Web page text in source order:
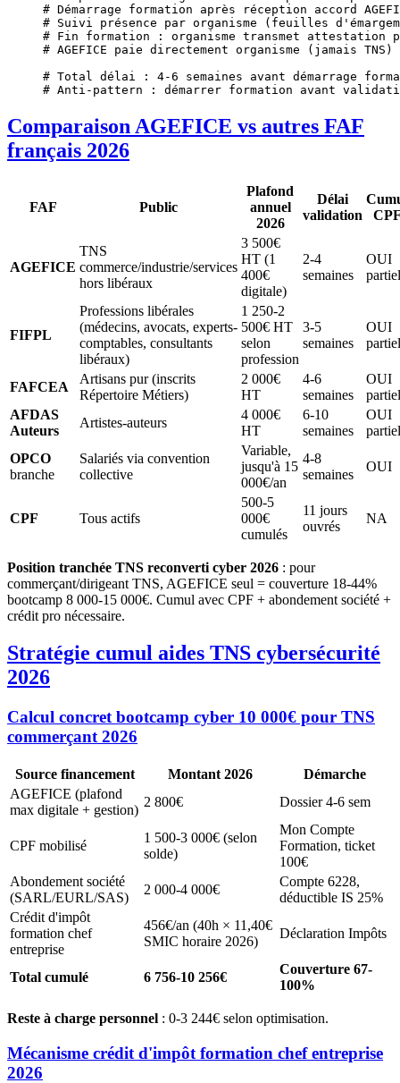
# Démarrage formation après réception accord
# Suivi présence par organisme (feuilles
# Fin formation : organisme transmet attestation
# AGEFICE paie directement organisme (jamais TNS)
# Total délai : 4-6 semaines avant démarrage
# Anti-pattern : démarrer formation avant
Comparaison AGEFICE vs autres FAF
français 2026
FAF Public
Plafond
annuel
2026
Délai
validation
AGEFICE
TNS
commerce/industrie/services
hors libéraux
3 500€
HT (1
400€
digitale)
2-4
semaines
OUI
partiel
FIFPL
Professions libérales
(médecins, avocats, experts-
comptables, consultants
libéraux)
1 250-2
500€ HT
selon
profession
3-5
semaines
OUI
partiel
FAFCEA
Artisans pur (inscrits
Répertoire Métiers)
2 000€
HT
4-6
semaines
OUI
partiel
AFDAS
Auteurs
Artistes-auteurs
4 000€
HT
6-10
semaines
OUI
partiel
OPCO
branche
Salariés via convention
collective
Variable,
jusqu'à 15
000€/an
4-8
semaines
OUI
CPF Tous actifs
500-5
000€
cumulés
11 jours
ouvrés
NA
Position tranchée TNS reconverti cyber 2026 : pour
commerçant/dirigeant TNS, AGEFICE seul = couverture 18-44%
bootcamp 8 000-15 000€. Cumul avec CPF + abondement société +
crédit pro nécessaire.
Stratégie cumul aides TNS cybersécurité
2026
Calcul concret bootcamp cyber 10 000€ pour TNS
commerçant 2026
Source financement Montant 2026
Démarche
AGEFICE (plafond
max digitale + gestion)
2 800€ Dossier 4-6 sem
CPF mobilisé
1 500-3 000€ (selon
solde)
Mon Compte
Formation, ticket
100€
Abondement société
(SARL/EURL/SAS)
2 000-4 000€
Compte 6228,
déductible IS 25%
Crédit d'impôt
formation chef
entreprise
456€/an (40h × 11,40€
SMIC horaire 2026)
Déclaration Impôts
Total cumulé 6 756-10 256€
Couverture 67-
100%
Reste à charge personnel : 0-3 244€ selon optimisation.
Mécanisme crédit d'impôt formation chef entreprise
2026